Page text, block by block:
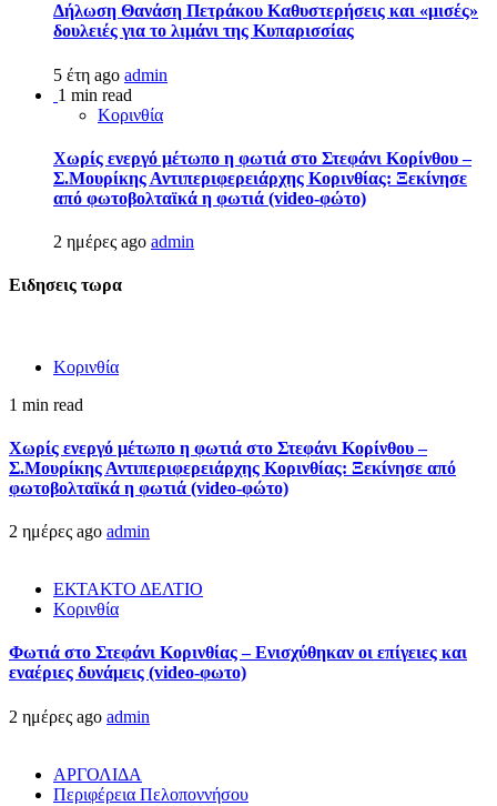
Δήλωση Θανάση Πετράκου Καθυστερήσεις και «μισές»
δουλειές για το λιμάνι της Κυπαρισσίας
5 έτη ago admin
1 min read
Κορινθία
Χωρίς ενεργό μέτωπο η φωτιά στο Στεφάνι Κορίνθου –
Σ.Μουρίκης Αντιπεριφερειάρχης Κορινθίας: Ξεκίνησε
από φωτοβολταϊκά η φωτιά (video-φώτο)
2 ημέρες ago admin
Ειδησεις τωρα
Κορινθία
1 min read
Χωρίς ενεργό μέτωπο η φωτιά στο Στεφάνι Κορίνθου –
Σ.Μουρίκης Αντιπεριφερειάρχης Κορινθίας: Ξεκίνησε από
φωτοβολταϊκά η φωτιά (video-φώτο)
2 ημέρες ago admin
ΕΚΤΑΚΤΟ ΔΕΛΤΙΟ
Κορινθία
Φωτιά στο Στεφάνι Κορινθίας – Ενισχύθηκαν οι επίγειες και
εναέριες δυνάμεις (video-φωτο)
2 ημέρες ago admin
ΑΡΓΟΛΙΔΑ
Περιφέρεια Πελοποννήσου